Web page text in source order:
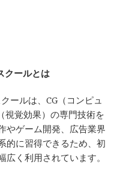
クールとは
ールは、CG（コンピュ
視覚効果）の専門技術を
やゲーム開発、広告業界
的に習得できるため、初
く利用されています。